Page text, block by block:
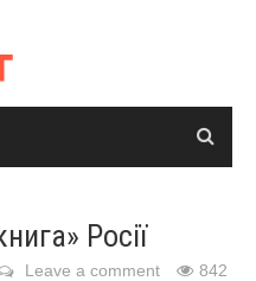
Росії
Leave a comment 842